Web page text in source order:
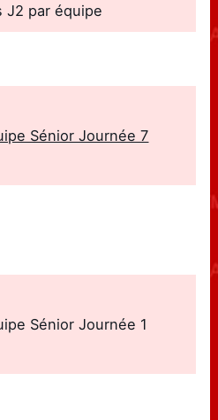
J2 par équipe
Sénior Journée 7
Sénior Journée 1